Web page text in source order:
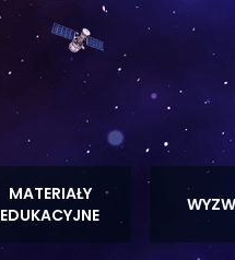
MATERIAŁY
EDUKACYJNE